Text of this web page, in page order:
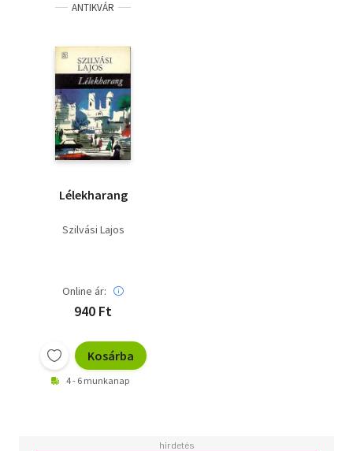
ANTIKVÁR
Lélekharang
Szilvási Lajos
Online ár:
940 Ft
Kosárba
4 - 6 munkanap